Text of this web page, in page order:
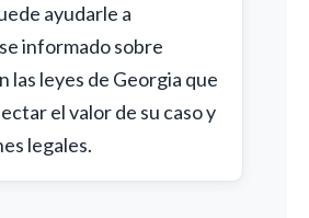
ayudarle a
informado sobre
las leyes de Georgia que
el valor de su caso y
legales.